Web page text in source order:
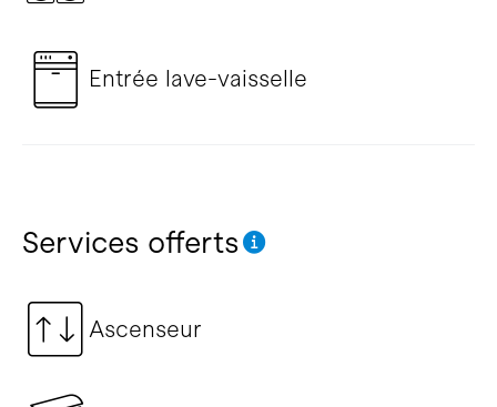
Entrée lave-vaisselle
Services offerts
Ascenseur